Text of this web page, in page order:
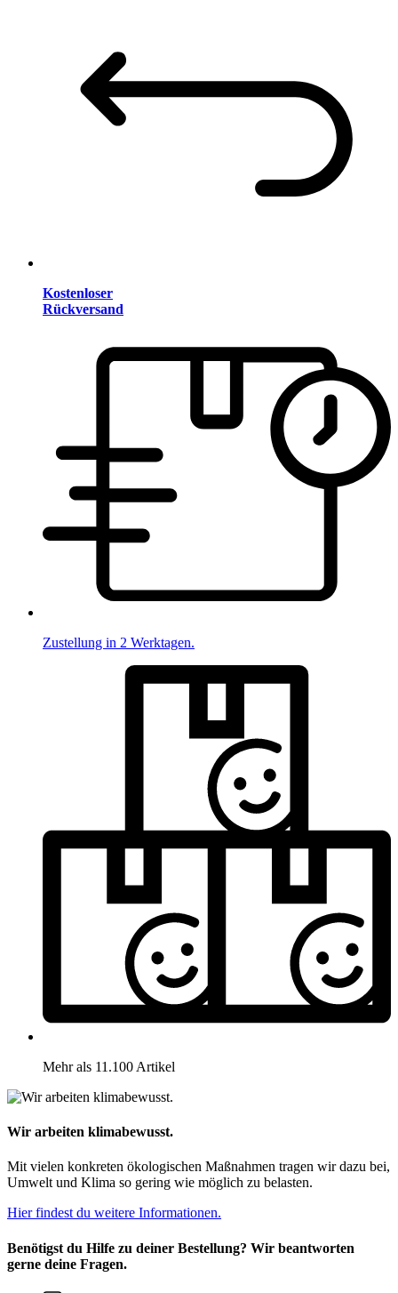
Kostenloser
Rückversand
Zustellung in 2 Werktagen.
Mehr als 11.100 Artikel
Wir arbeiten klimabewusst.
Mit vielen konkreten ökologischen Maßnahmen tragen wir dazu bei,
Umwelt und Klima so gering wie möglich zu belasten.
Hier findest du weitere Informationen.
Benötigst du Hilfe zu deiner Bestellung? Wir beantworten
gerne deine Fragen.